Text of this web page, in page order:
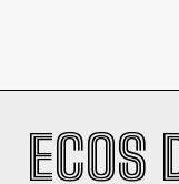
ECOS